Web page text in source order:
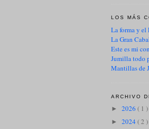
LOS MÁS
La forma y el
La Gran
Este es mi
Jumilla todo
Mantillas de
ARCHIVO
► 2026 ( 1 )
► 2024 ( 2 )